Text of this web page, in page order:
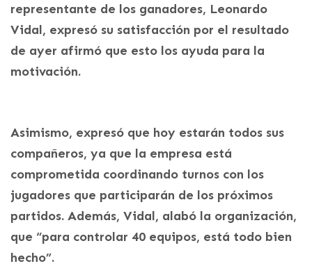
representante de los ganadores, Leonardo
Vidal, expresó su satisfacción por el resultado
de ayer afirmó que esto los ayuda para la
motivación.
Asimismo, expresó que hoy estarán todos sus
compañeros, ya que la empresa está
comprometida coordinando turnos con los
jugadores que participarán de los próximos
partidos. Además, Vidal, alabó la organización,
que “para controlar 40 equipos, está todo bien
hecho”.